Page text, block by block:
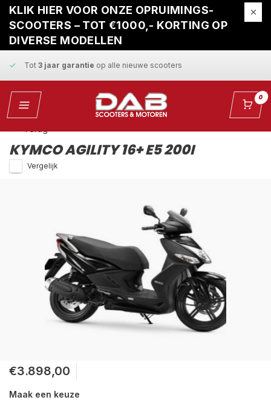
KLIK HIER VOOR ONZE OPRUIMINGS-
SCOOTERS – TOT €1000,- KORTING OP
DIVERSE MODELLEN
Gratis ophaalservicebij reparatie
Snelle leveringen vaste scherpe prijzen
Tot 3 jaar garantie op alle nieuwe scooters
Gratis ophaalservicebij reparatie 0
KYMCO AGILITY 16+ E5 200I
Vergelijk
€3.898,00
Maak een keuze